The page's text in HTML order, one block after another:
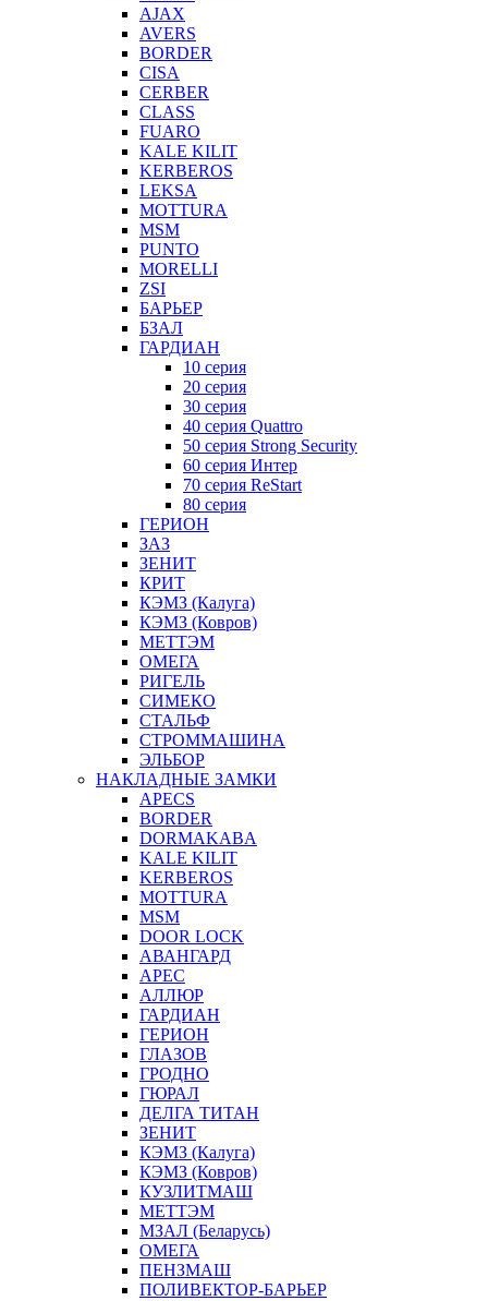
AJAX
AVERS
BORDER
CISA
CERBER
CLASS
FUARO
KALE KILIT
KERBEROS
LEKSA
MOTTURA
MSM
PUNTO
MORELLI
ZSI
БАРЬЕР
БЗАЛ
ГАРДИАН
10 серия
20 серия
30 серия
40 серия Quattro
50 серия Strong Security
60 серия Интер
70 серия ReStart
80 серия
ГЕРИОН
ЗАЗ
ЗЕНИТ
КРИТ
КЭМЗ (Калуга)
КЭМЗ (Ковров)
МЕТТЭМ
ОМЕГА
РИГЕЛЬ
СИМЕКО
СТАЛЬФ
СТРОММАШИНА
ЭЛЬБОР
НАКЛАДНЫЕ ЗАМКИ
APECS
BORDER
DORMAKABA
KALE KILIT
KERBEROS
MOTTURA
MSM
DOOR LOCK
АВАНГАРД
АРЕС
АЛЛЮР
ГАРДИАН
ГЕРИОН
ГЛАЗОВ
ГРОДНО
ГЮРАЛ
ДЕЛГА ТИТАН
ЗЕНИТ
КЭМЗ (Калуга)
КЭМЗ (Ковров)
КУЗЛИТМАШ
МЕТТЭМ
МЗАЛ (Беларусь)
ОМЕГА
ПЕНЗМАШ
ПОЛИВЕКТОР-БАРЬЕР